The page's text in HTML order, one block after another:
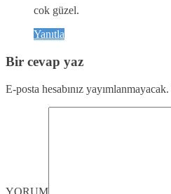
cok güzel.
Yanıtla
Bir cevap yaz
E-posta hesabınız yayımlanmayacak.
YORUM